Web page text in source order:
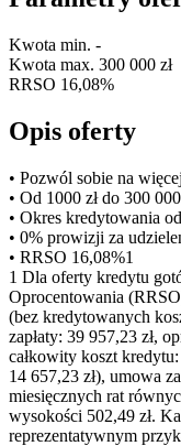
Kwota min. -
Kwota max. 300 000 zł
RRSO 16,08%
Opis oferty
• Pozwól sobie na
• Od 1000 zł do 300 000
• Okres kredytowania
• 0% prowizji za
• RRSO 16,08%1
1 Dla oferty kredytu
Oprocentowania
(bez kredytowanych
zapłaty: 39 957,23 zł,
całkowity koszt
14 657,23 zł), umowa
miesięcznych rat
wysokości 502,49 zł.
reprezentatywnym